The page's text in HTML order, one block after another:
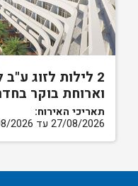
2 לילות לזוג ע"ב
וארוחת בוקר
תאריכי האירוח:
27/08/2026 עד 30/08/2026